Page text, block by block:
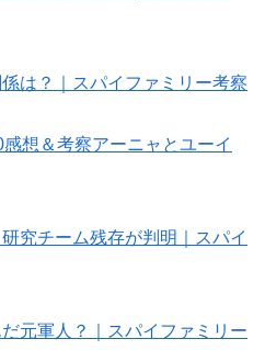
は？｜スパイファミリー考察
想＆考察アーニャとユーイ
究チーム残存が判明｜スパイ
元軍人？｜スパイファミリー